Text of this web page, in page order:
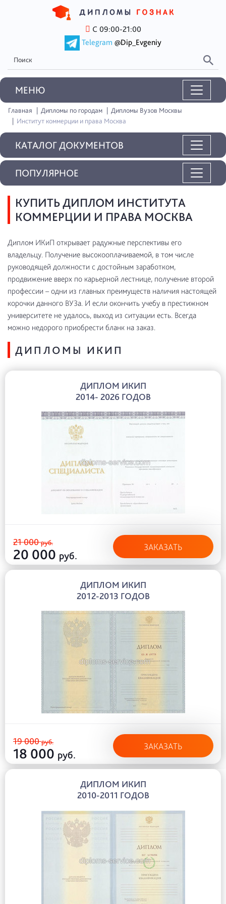
С 09:00-21:00
Telegram @Dip_Evgeniy
MEНЮ
Главная Дипломы по городам
Дипломы Вузов Москвы
Институт коммерции и права Москва
КАТАЛОГ ДОКУМЕНТОВ
КУПИТЬ ДИПЛОМ ИНСТИТУТА
КОММЕРЦИИ И ПРАВА МОСКВА
Диплом ИКиП открывает радужные перспективы его
владельцу. Получение высокооплачиваемой, в том числе
руководящей должности с достойным заработком,
продвижение вверх по карьерной лестнице, получение второй
профессии – одни из главных преимуществ наличия настоящей
корочки данного ВУЗа. И если окончить учебу в престижном
университете не удалось, выход из ситуации есть. Всегда
можно недорого приобрести бланк на заказ.
ДИПЛОМЫ ИКИП
ДИПЛОМ ИКИП
2014- 2026 ГОДОВ
21 000руб.
20 000 руб.
ЗАКАЗАТЬ
ДИПЛОМ ИКИП
2012-2013 ГОДОВ
19 000руб.
18 000 руб.
ЗАКАЗАТЬ
ДИПЛОМ ИКИП
2010-2011 ГОДОВ
ПОПУЛЯРНОЕ